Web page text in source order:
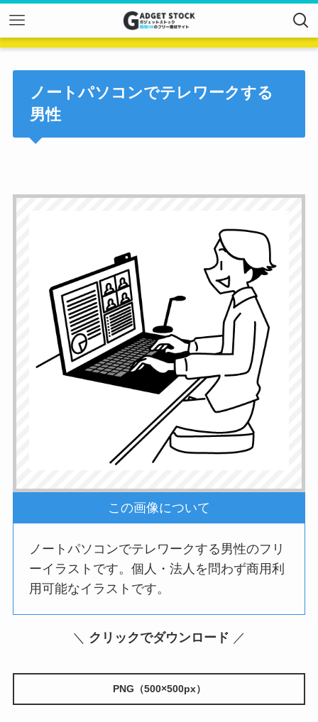
ノートパソコンでテレワークする
男性
この画像について
ノートパソコンでテレワークする男性のフリ
ーイラストです。個人・法人を問わず商用利
用可能なイラストです。
＼ クリックでダウンロード ／
PNG（500×500px）